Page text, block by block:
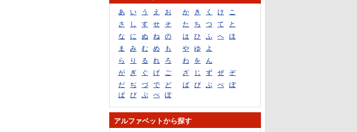
あ い う え お か き く け
こ
さ
し す せ そ た ち つ て
と
な
に ぬ ね の は ひ ふ へ
ほ
ま
み む め も や ゆ
よ
ら
り る れ ろ わ を
ん
が
ぎ ぐ げ ご ざ じ ず ぜ
ぞ
だ
ぢ づ で ど ば び ぶ べ
ぼ
ぱ
ぴ ぷ ぺ ぽ
アルファベットから探す